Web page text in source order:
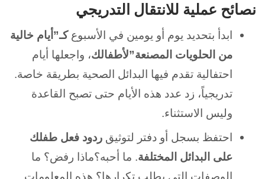
نصائح عملية للانتقال التدريجي
ابدأ بتحديد يوم أو يومين في الأسبوعكـ”أيام خالية
من الحلويات المصنعة”لأطفالك، واجعلها أيام
احتفالية تقدم فيها البدائل الصحية بطريقة خاصة.
تدريجياً، زد عدد هذه الأيام حتى تصبح القاعدة
وليس الاستثناء.
احتفظ بسجل أو دفتر لتوثيق ردود فعل طفلك
على البدائل المختلفة. ما أحبه؟ماذا رفض؟ ما
الوصفات التي يطلب تكرارها؟ هذه المعلومات